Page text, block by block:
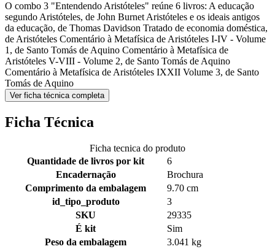
O combo 3 "Entendendo Aristóteles" reúne 6 livros: A educação
segundo Aristóteles, de John Burnet Aristóteles e os ideais antigos
da educação, de Thomas Davidson Tratado de economia doméstica,
de Aristóteles Comentário à Metafísica de Aristóteles I-IV - Volume
1, de Santo Tomás de Aquino Comentário à Metafísica de
Aristóteles V-VIII - Volume 2, de Santo Tomás de Aquino
Comentário à Metafísica de Aristóteles IXXII Volume 3, de Santo
Tomás de Aquino
Ver ficha técnica completa
Ficha Técnica
Ficha tecnica do produto
Quantidade de livros por kit
6
Encadernação
Brochura
Comprimento da embalagem
9.70 cm
id_tipo_produto
3
SKU
29335
É kit
Sim
Peso da embalagem
3.041 kg